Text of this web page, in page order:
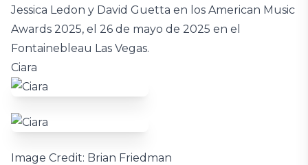
Jessica Ledon y David Guetta en los American Music
Awards 2025, el 26 de mayo de 2025 en el
Fontainebleau Las Vegas.
Ciara
Image Credit: Brian Friedman